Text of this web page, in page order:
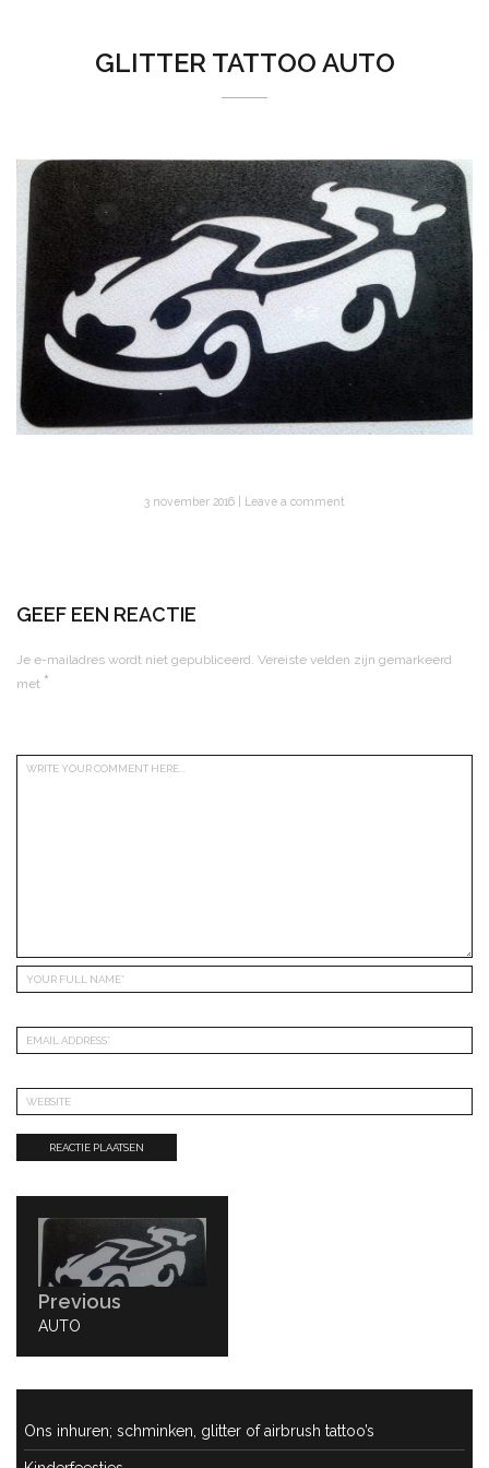
GLITTER TATTOO AUTO
3 november 2016 Leave a comment
GEEF EEN REACTIE
Je e-mailadres wordt niet gepubliceerd. Vereiste velden zijn gemarkeerd
met *
navigatie
Previous
PREVIOUS
AUTO
Ons inhuren; schminken, glitter of airbrush tattoo’s